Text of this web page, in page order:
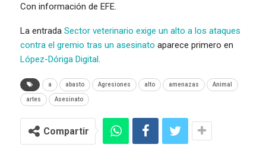
Con información de EFE.
La entrada Sector veterinario exige un alto a los ataques
contra el gremio tras un asesinato aparece primero en
López-Dóriga Digital
a abasto Agresiones alto amenazas Animal
artes Asesinato
Compartir